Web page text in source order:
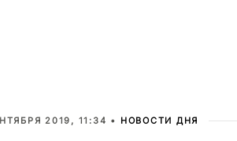
2019, 11:34 • НОВОСТИ ДНЯ